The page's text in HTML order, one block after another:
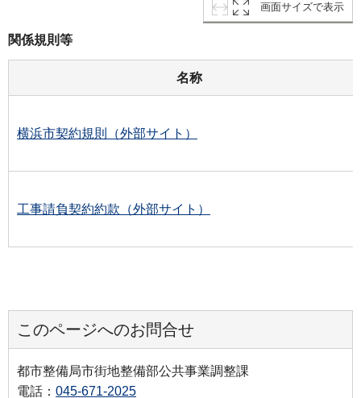
画面サイズで表示
関係規則等
名称
横浜市契約規則（外部サイト）
工事請負契約約款（外部サイト）
このページへのお問合せ
都市整備局市街地整備部公共事業調整課
電話： 045-671-2025